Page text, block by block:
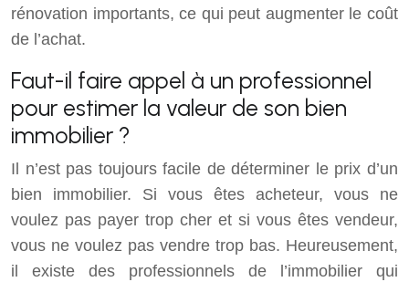
rénovation importants, ce qui peut augmenter le coût
de l’achat.
Faut-il faire appel à un professionnel
pour estimer la valeur de son bien
immobilier ?
Il n’est pas toujours facile de déterminer le prix d’un
bien immobilier. Si vous êtes acheteur, vous ne
voulez pas payer trop cher et si vous êtes vendeur,
vous ne voulez pas vendre trop bas. Heureusement,
il existe des professionnels de l’immobilier qui